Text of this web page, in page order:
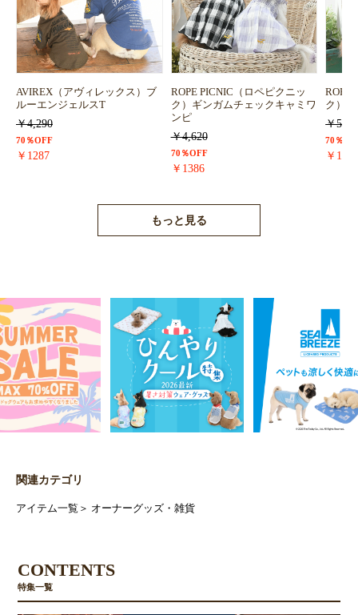
AVIREX（アヴィレックス）ブ
ルーエンジェルスT
￥4,290
70％OFF
￥1287
ROPE PICNIC（ロペピクニッ
ク）ギンガムチェックキャミワ
ンピ
￥4,620
70％OFF
￥1386
ROPE
ク）
￥
70％
￥
もっと見る
関連カテゴリ
アイテム一覧 ＞ オーナーグッズ・雑貨
CONTENTS
特集一覧